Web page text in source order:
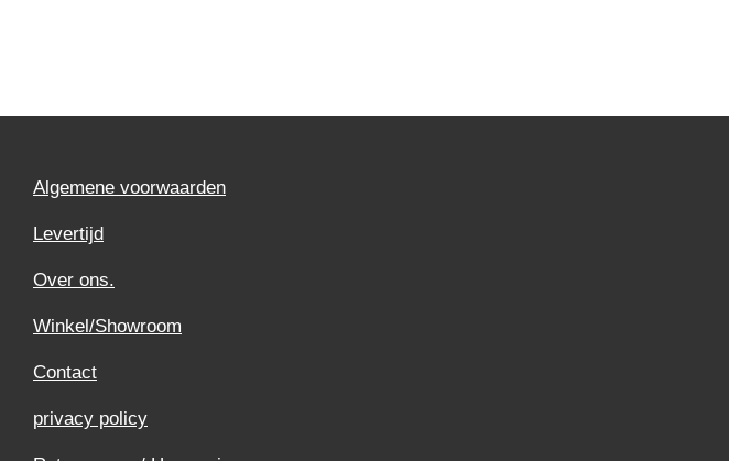
Algemene voorwaarden
Levertijd
Over ons.
Winkel/Showroom
Contact
privacy policy